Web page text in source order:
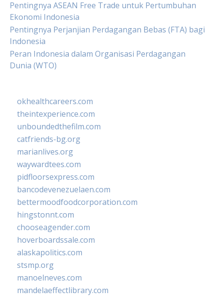
Pentingnya ASEAN Free Trade untuk Pertumbuhan
Ekonomi Indonesia
Pentingnya Perjanjian Perdagangan Bebas (FTA) bagi
Indonesia
Peran Indonesia dalam Organisasi Perdagangan
Dunia (WTO)
okhealthcareers.com
theintexperience.com
unboundedthefilm.com
catfriends-bg.org
marianlives.org
waywardtees.com
pidfloorsexpress.com
bancodevenezuelaen.com
bettermoodfoodcorporation.com
hingstonnt.com
chooseagender.com
hoverboardssale.com
alaskapolitics.com
stsmp.org
manoelneves.com
mandelaeffectlibrary.com